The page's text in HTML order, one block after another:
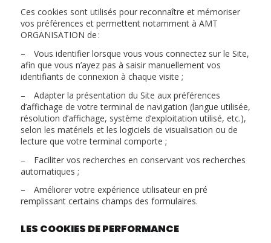
Ces cookies sont utilisés pour reconnaître et mémoriser
vos préférences et permettent notamment à AMT
ORGANISATION de :
– Vous identifier lorsque vous vous connectez sur le Site,
afin que vous n’ayez pas à saisir manuellement vos
identifiants de connexion à chaque visite ;
– Adapter la présentation du Site aux préférences
d’affichage de votre terminal de navigation (langue utilisée,
résolution d’affichage, système d’exploitation utilisé, etc.),
selon les matériels et les logiciels de visualisation ou de
lecture que votre terminal comporte ;
– Faciliter vos recherches en conservant vos recherches
automatiques ;
– Améliorer votre expérience utilisateur en pré
remplissant certains champs des formulaires.
LES COOKIES DE PERFORMANCE